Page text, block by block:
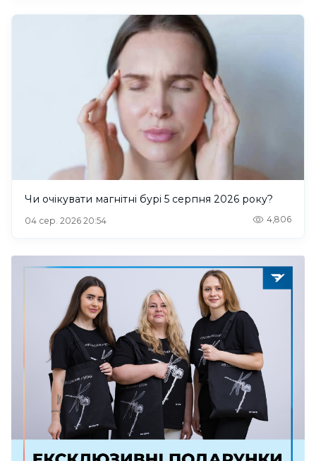
Чи очікувати магнітні бурі 5 серпня 2026 року?
04 сер. 2026 20:54 4,806